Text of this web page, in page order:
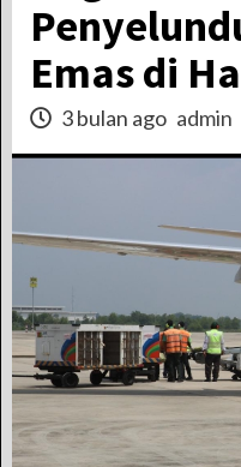
Emas di
3 bulan ago admin